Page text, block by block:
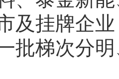
及挂牌企
批梯次分